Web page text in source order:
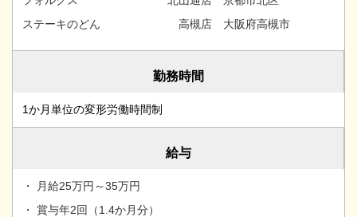
ステーキのどん 高槻店 大阪府高槻市
勤務時間
1か月単位の変形労働時間制
給与
・ 月給25万円～35万円
・ 賞与年2回（1.4か月分）